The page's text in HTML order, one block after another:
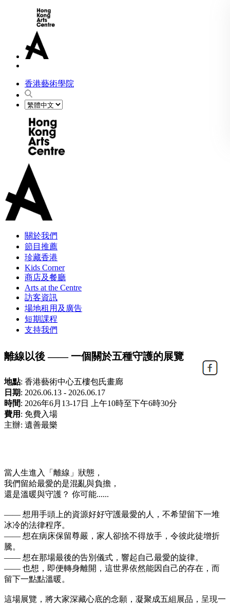
香港藝術學院
關於我們
節目推薦
珍藏香港
Kids Corner
商店及餐廳
Arts at the Centre
訪客資訊
場地租用及廣告
短期課程
支持我們
離線以後 —— 一個關於五種守護的展覽
地點: 香港藝術中⼼五樓包氏畫廊
日期: 2026.06.13 - 2026.06.17
時間: 2026年6月13-17日 上午10時至下午6時30分
費用 : 免費入場
主辦: 遺善最樂
當人生進入「離線」狀態，
我們留給最愛的是混亂與負擔，
還是溫暖與守護？ 你可能......
—— 想用手頭上的資源好好守護最愛的人，不希望留下一堆
冰冷的法律程序。
—— 想在病床保留尊嚴，家人卻捨不得放手，令彼此徒增折
騰。
—— 想在那場最後的告別儀式，響起自己最愛的旋律。
—— 也想，即便轉身離開，這世界依然能因自己的存在，而
留下一點點溫暖。
這場展覽，將大家深藏心底的念願，凝聚成五組展品，呈現一